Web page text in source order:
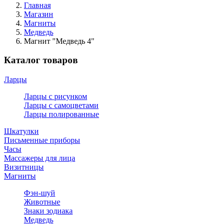
Главная
Магазин
Магниты
Медведь
Магнит "Медведь 4"
Каталог товаров
Ларцы
Ларцы с рисунком
Ларцы с самоцветами
Ларцы полированные
Шкатулки
Письменные приборы
Часы
Массажеры для лица
Визитницы
Магниты
Фэн-шуй
Животные
Знаки зодиака
Медведь